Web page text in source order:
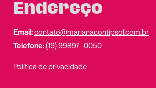
Endereço
Email:contato@marianacontipsol.com.br
Telefone:(19) 99897 -0050
Política de privacidade